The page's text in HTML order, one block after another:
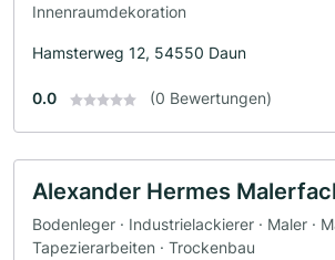
Innenraumdekoration
Hamsterweg 12, 54550 Daun
0.0 (0 Bewertungen)
Alexander Hermes
Bodenleger · Industrielackierer · Maler ·
Tapezierarbeiten · Trockenbau